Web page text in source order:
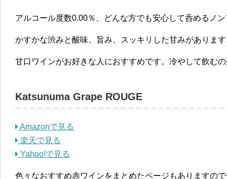
アルコール度数0.00％、どんな方でも安心して呑めるノ
かすかな渋みと酸味、旨み、スッキリした甘みがありま
甘口ワインがお好きな人におすすめです。冷やして飲む
Katsunuma Grape ROUGE
Amazonで見る
楽天で見る
Yahoo!で見る
色々なおすすめ赤ワインをまとめたページもありますの